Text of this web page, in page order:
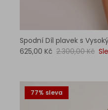
Spodní Díl plavek s
625,00 Kč 2.300,00 Kč
77% sleva